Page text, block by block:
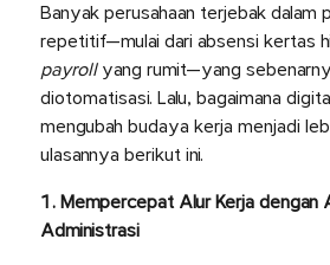
Banyak perusahaan terjebak dalam
repetitif—mulai dari absensi kertas
payrollyang rumit—yang
diotomatisasi. Lalu, bagaimana
mengubah budaya kerja menjadi
ulasannya berikut ini.
1. Mempercepat Alur Kerja dengan
Administrasi